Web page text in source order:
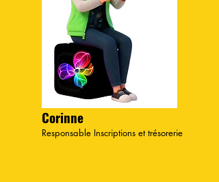
Corinne
Responsable Inscriptions et trésorerie